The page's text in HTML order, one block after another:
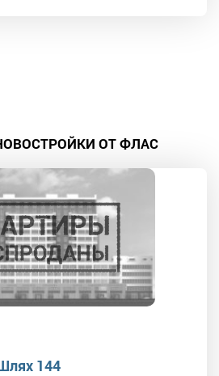
ОТ ФЛАС
144